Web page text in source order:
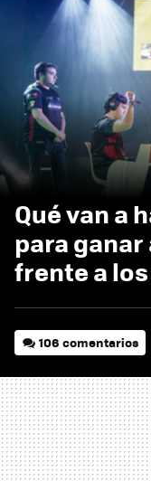
Qué van a
para
frente a
106 comentarios